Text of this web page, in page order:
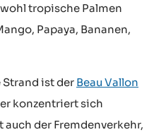
tropische Palmen
Papaya, Bananen,
ist der Beau Vallon
konzentriert sich
der Fremdenverkehr,